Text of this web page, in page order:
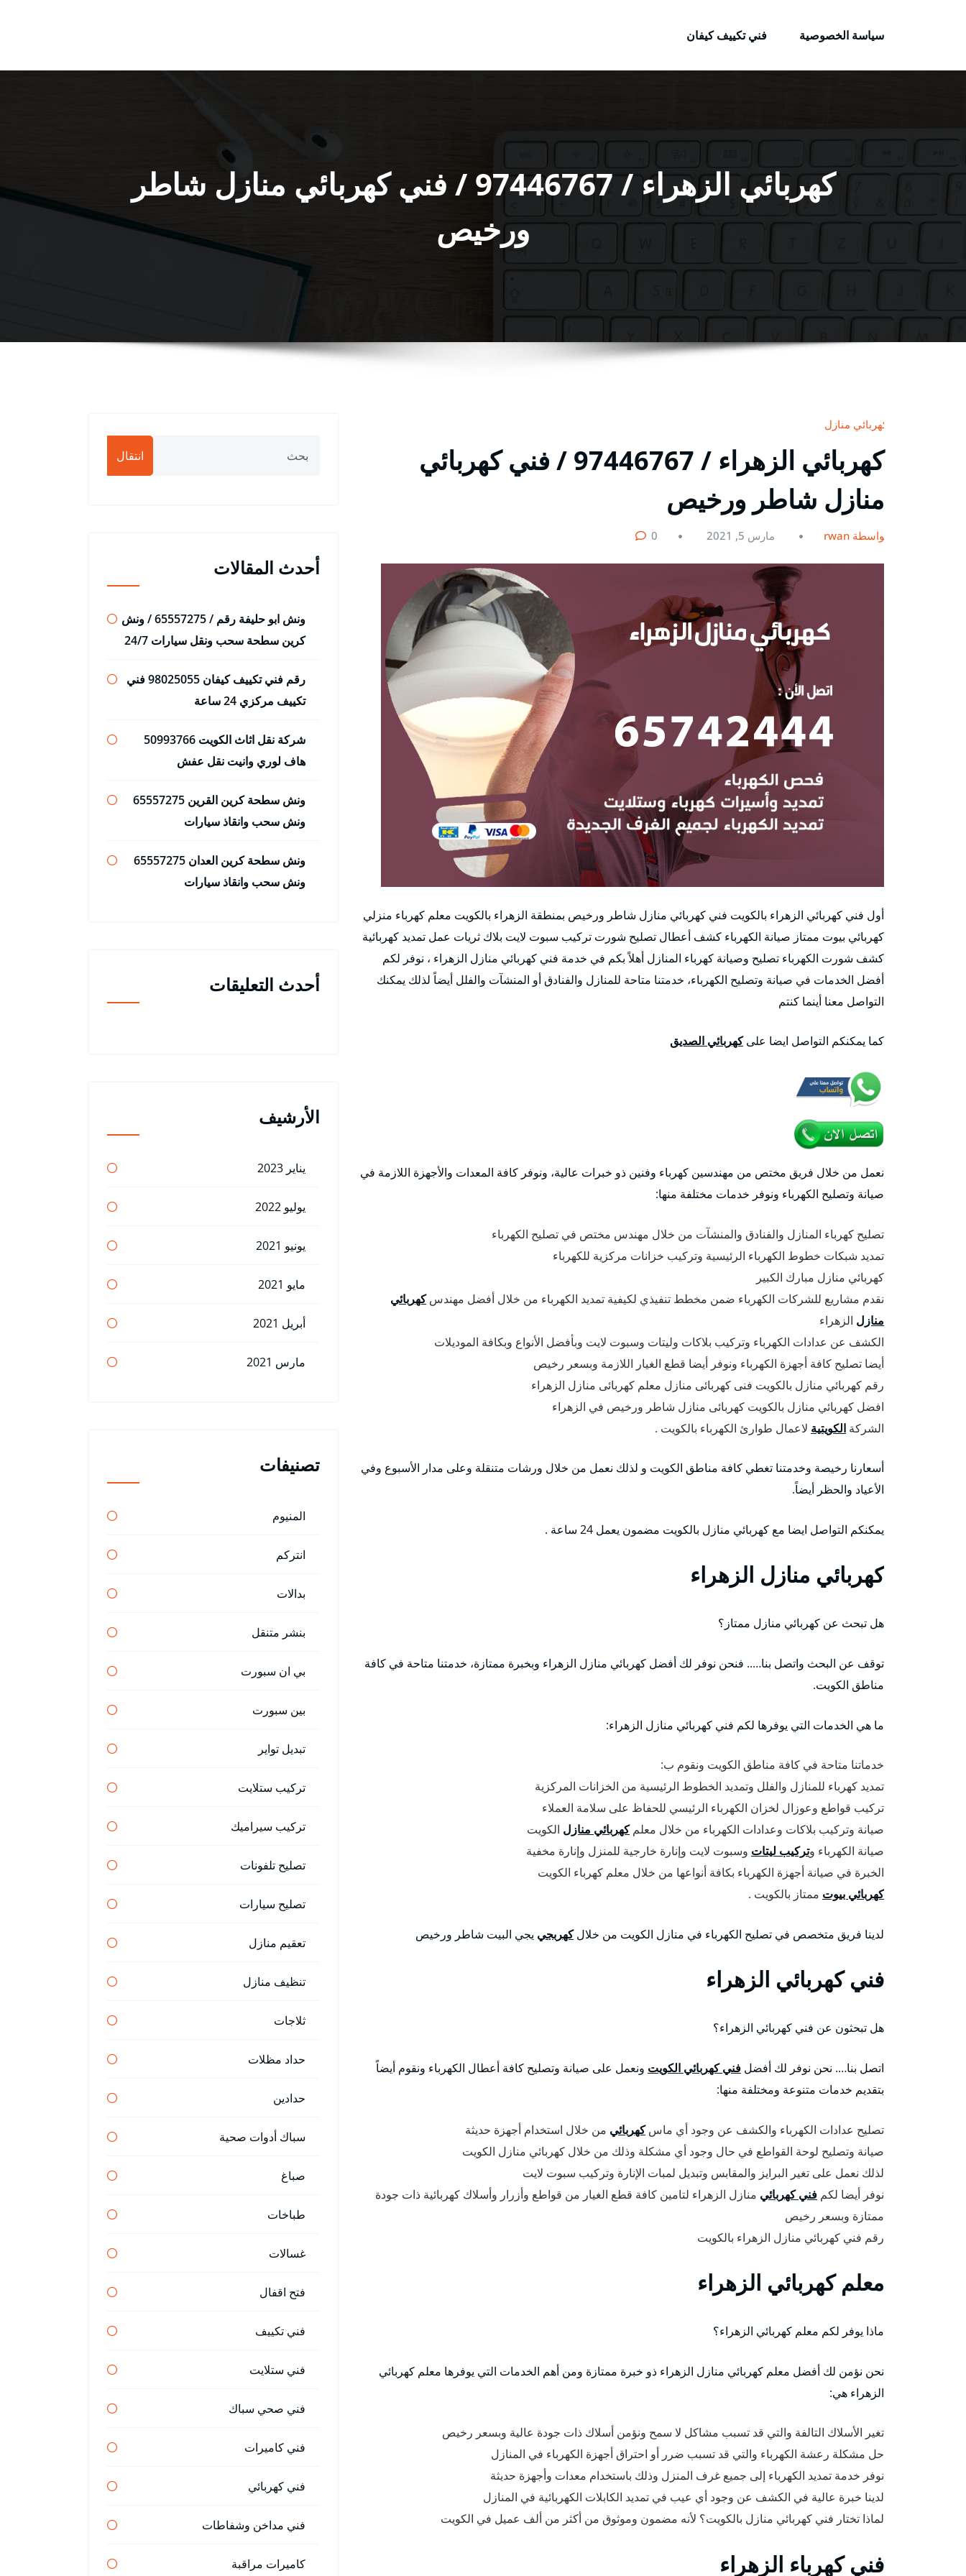
سياسة الخصوصية
فني تكييف كيفان
كهربائي الزهراء / 97446767 / فني كهربائي منازل شاطر
ورخيص
كهربائي منازل
كهربائي الزهراء / 97446767 / فني كهربائي
منازل شاطر ورخيص
بواسطة rwan مارس 5, 2021 0
أول فني كهربائي الزهراء بالكويت فني كهربائي منازل شاطر ورخيص بمنطقة الزهراء بالكويت معلم كهرباء منزلي
كهربائي بيوت ممتاز صيانة الكهرباء كشف أعطال تصليح شورت تركيب سبوت لايت بلاك ثريات عمل تمديد كهربائية
كشف شورت الكهرباء تصليح وصيانة كهرباء المنازل أهلاً بكم في خدمة فني كهربائي منازل الزهراء ، نوفر لكم
أفضل الخدمات في صيانة وتصليح الكهرباء، خدمتنا متاحة للمنازل والفنادق أو المنشآت والفلل أيضاً لذلك يمكنك
التواصل معنا أينما كنتم
كما يمكنكم التواصل ايضا علىكهربائي الصديق
نعمل من خلال فريق مختص من مهندسين كهرباء وفنين ذو خبرات عالية، ونوفر كافة المعدات والأجهزة اللازمة في
صيانة وتصليح الكهرباء ونوفر خدمات مختلفة منها:
تصليح كهرباء المنازل والفنادق والمنشآت من خلال مهندس مختص في تصليح الكهرباء
تمديد شبكات خطوط الكهرباء الرئيسية وتركيب خزانات مركزية للكهرباء
كهربائي منازل مبارك الكبير
نقدم مشاريع للشركات الكهرباء ضمن مخطط تنفيذي لكيفية تمديد الكهرباء من خلال أفضل مهندسكهربائي
منازل الزهراء
الكشف عن عدادات الكهرباء وتركيب بلاكات وليتات وسبوت لايت وبأفضل الأنواع وبكافة الموديلات
أيضا تصليح كافة أجهزة الكهرباء ونوفر أيضا قطع الغيار اللازمة وبسعر رخيص
رقم كهربائي منازل بالكويت فنى كهربائى منازل معلم كهربائى منازل الزهراء
افضل كهربائي منازل بالكويت كهربائى منازل شاطر ورخيص في الزهراء
الشركة الكويتية لاعمال طوارئ الكهرباء بالكويت .
أسعارنا رخيصة وخدمتنا تغطي كافة مناطق الكويت و لذلك نعمل من خلال ورشات متنقلة وعلى مدار الأسبوع وفي
الأعياد والحظر أيضاً.
يمكنكم التواصل ايضا مع كهربائي منازل بالكويت مضمون يعمل 24 ساعة .
كهربائي منازل الزهراء
هل تبحث عن كهربائي منازل ممتاز؟
توقف عن البحث واتصل بنا….. فنحن نوفر لك أفضل كهربائي منازل الزهراء وبخبرة ممتازة، خدمتنا متاحة في كافة
مناطق الكويت.
ما هي الخدمات التي يوفرها لكم فني كهربائي منازل الزهراء:
خدماتنا متاحة في كافة مناطق الكويت ونقوم ب:
تمديد كهرباء للمنازل والفلل وتمديد الخطوط الرئيسية من الخزانات المركزية
تركيب قواطع وعوزال لخزان الكهرباء الرئيسي للحفاظ على سلامة العملاء
صيانة وتركيب بلاكات وعدادات الكهرباء من خلال معلمكهربائي منازل الكويت
صيانة الكهرباء وتركيب ليتات وسبوت لايت وإنارة خارجية للمنزل وإنارة مخفية
الخبرة في صيانة أجهزة الكهرباء بكافة أنواعها من خلال معلم كهرباء الكويت
كهربائي بيوت ممتاز بالكويت .
لدينا فريق متخصص في تصليح الكهرباء في منازل الكويت من خلالكهربجي يجي البيت شاطر ورخيص
فني كهربائي الزهراء
هل تبحثون عن فني كهربائي الزهراء؟
اتصل بنا…. نحن نوفر لك أفضل فني كهربائي الكويت ونعمل على صيانة وتصليح كافة أعطال الكهرباء ونقوم أيضاً
بتقديم خدمات متنوعة ومختلفة منها:
تصليح عدادات الكهرباء والكشف عن وجود أي ماسكهربائي من خلال استخدام أجهزة حديثة
صيانة وتصليح لوحة القواطع في حال وجود أي مشكلة وذلك من خلال كهربائي منازل الكويت
لذلك نعمل على تغير البرايز والمقابس وتبديل لمبات الإنارة وتركيب سبوت لايت
نوفر أيضا لكم فني كهربائي منازل الزهراء لتامين كافة قطع الغيار من قواطع وأزرار وأسلاك كهربائية ذات جودة
ممتازة وبسعر رخيص
رقم فني كهربائي منازل الزهراء بالكويت
معلم كهربائي الزهراء
ماذا يوفر لكم معلم كهربائي الزهراء؟
نحن نؤمن لك أفضل معلم كهربائي منازل الزهراء ذو خبرة ممتازة ومن أهم الخدمات التي يوفرها معلم كهربائي
الزهراء هي:
تغير الأسلاك التالفة والتي قد تسبب مشاكل لا سمح ونؤمن أسلاك ذات جودة عالية وبسعر رخيص
حل مشكلة رعشة الكهرباء والتي قد تسبب ضرر أو احتراق أجهزة الكهرباء في المنازل
نوفر خدمة تمديد الكهرباء إلى جميع غرف المنزل وذلك باستخدام معدات وأجهزة حديثة
لدينا خبرة عالية في الكشف عن وجود أي عيب في تمديد الكابلات الكهربائية في المنازل
لماذا تختار فني كهربائي منازل بالكويت؟ لأنه مضمون وموثوق من أكثر من ألف عميل في الكويت
فني كهرباء الزهراء
انتقال
أحدث المقالات
ونش ابو حليفة رقم / 65557275 / ونش
كرين سطحة سحب ونقل سيارات 24/7
رقم فني تكييف كيفان 98025055 فني
تكييف مركزي 24 ساعة
شركة نقل اثاث الكويت 50993766
هاف لوري وانيت نقل عفش
ونش سطحة كرين القرين 65557275
ونش سحب وانقاذ سيارات
ونش سطحة كرين العدان 65557275
ونش سحب وانقاذ سيارات
أحدث التعليقات
الأرشيف
يناير 2023
يوليو 2022
يونيو 2021
مايو 2021
أبريل 2021
مارس 2021
تصنيفات
المنيوم
انتركم
بدالات
بنشر متنقل
بي ان سبورت
بين سبورت
تبديل تواير
تركيب ستلايت
تركيب سيراميك
تصليح تلفونات
تصليح سيارات
تعقيم منازل
تنظيف منازل
ثلاجات
حداد مظلات
حدادين
سباك أدوات صحية
صباغ
طباخات
غسالات
فتح اقفال
فني تكييف
فني ستلايت
فني صحي سباك
فني كاميرات
فني كهربائي
فني مداخن وشفاطات
كاميرات مراقبة